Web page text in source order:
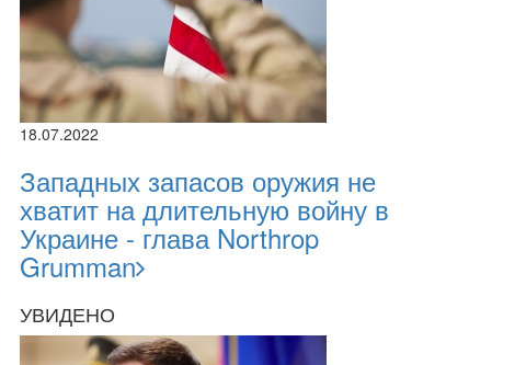
18.07.2022
Западных запасов оружия не
хватит на длительную войну в
Украине - глава Northrop
Grumman
УВИДЕНО